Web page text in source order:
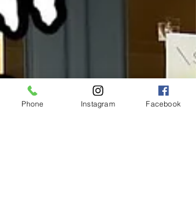
Phone Instagram Facebook